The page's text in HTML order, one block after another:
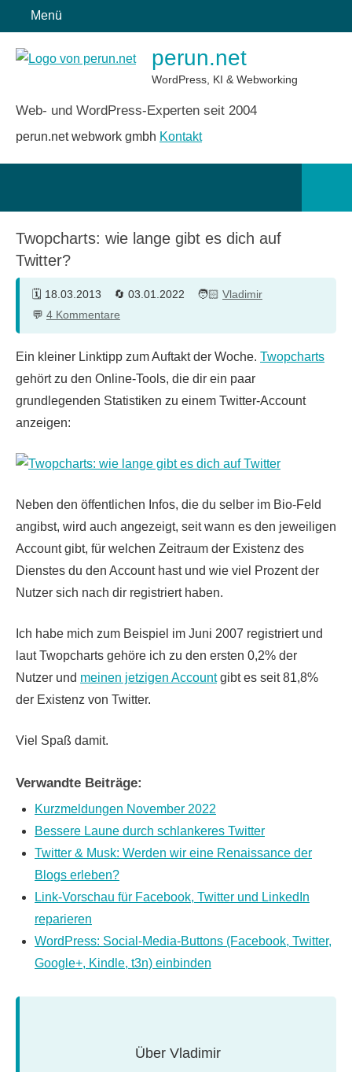
Inhalt
springen
Menü
perun.net
WordPress, KI & Webworking
Web- und WordPress-Experten seit 2004
perun.net webwork gmbh Kontakt
Twopcharts: wie lange gibt es dich auf
Twitter?
18.03.2013 03.01.2022
Vladimir
4 Kommentare
Ein kleiner Linktipp zum Auftakt der Woche. Twopcharts
gehört zu den Online-Tools, die dir ein paar
grundlegenden Statistiken zu einem Twitter-Account
anzeigen:
Neben den öffentlichen Infos, die du selber im Bio-Feld
angibst, wird auch angezeigt, seit wann es den jeweiligen
Account gibt, für welchen Zeitraum der Existenz des
Dienstes du den Account hast und wie viel Prozent der
Nutzer sich nach dir registriert haben.
Ich habe mich zum Beispiel im Juni 2007 registriert und
laut Twopcharts gehöre ich zu den ersten 0,2% der
Nutzer und meinen jetzigen Accountgibt es seit 81,8%
der Existenz von Twitter.
Viel Spaß damit.
Verwandte Beiträge:
Kurzmeldungen November 2022
Bessere Laune durch schlankeres Twitter
Twitter & Musk: Werden wir eine Renaissance der
Blogs erleben?
Link-Vorschau für Facebook, Twitter und LinkedIn
reparieren
WordPress: Social-Media-Buttons (Facebook, Twitter,
Google+, Kindle, t3n) einbinden
Über Vladimir